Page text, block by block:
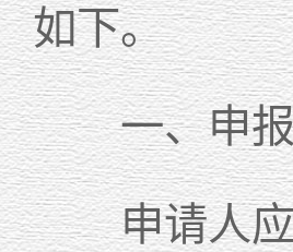
如下。
一、申报
申请人应坚